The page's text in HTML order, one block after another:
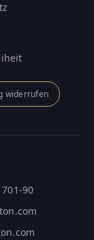
widerrufen
90